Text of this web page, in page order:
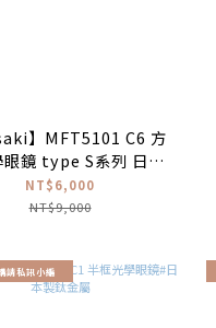
】MFT5101 C6 方
眼鏡 type S系列 日本
製鈦金屬♣
NT$6,000
NT$9,000
請私訊小編